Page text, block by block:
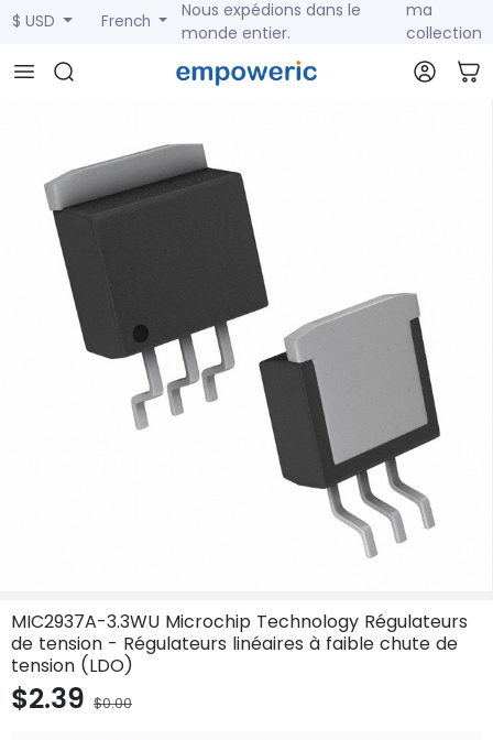
$ USD French
Nous expédions dans le
monde entier.
ma
collection
MIC2937A-3.3WU Microchip Technology Régulateurs
de tension - Régulateurs linéaires à faible chute de
tension (LDO)
$2.39 $0.00